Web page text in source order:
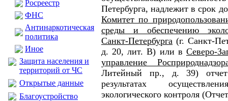
Росреестр
ФНС
Антинаркотическая
политика
Иное
Защита населения и
территорий от ЧС
Открытые данные
Благоустройство
Петербурга, надлежит в срок
Комитет по
среды и обеспечению
Санкт-Петербурга (г. Санкт-
д. 20, лит. В) или в Северо-
управление
Литейный пр., д. 39)
результатах
экологического контроля